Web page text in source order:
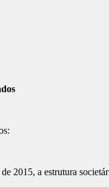
2015, a estrutura